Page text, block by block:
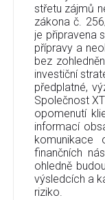
střetu zájmů
zákona č.
je připravena
přípravy a
bez
investiční
předplatné,
Společnost
opomenutí
informací
komunikace
finančních
ohledně
výsledcích a
riziko.